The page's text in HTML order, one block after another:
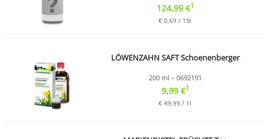
124,99 €1
€ 0,69 / 1St
LÖWENZAHN SAFT Schoenenberger
200 ml – 0692191
9,99 €1
€ 49,95 / 1l